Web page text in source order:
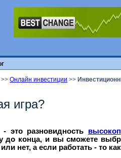
>>Онлайн инвестиции >>
игра?
это разновидность
до конца, и вы сможете
нет, а если работать - то